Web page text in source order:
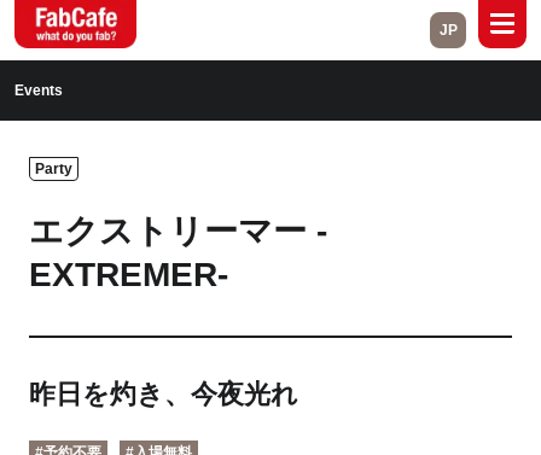
Open Labs
Close
JP
Events
Party
エクストリーマー -
EXTREMER-
昨日を灼き、今夜光れ